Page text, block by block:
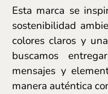
Esta marca se
sostenibilidad
colores claros y
buscamos
mensajes y
manera auténtica